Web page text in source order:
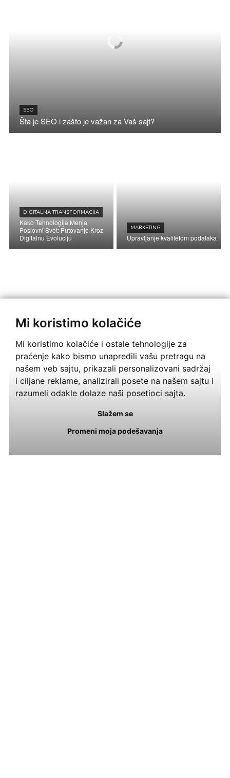
Mi koristimo kolačiće
Mi koristimo kolačiće i ostale tehnologije za
praćenje kako bismo unapredili vašu pretragu na
našem veb sajtu, prikazali personalizovani sadržaj
i ciljane reklame, analizirali posete na našem sajtu i
razumeli odakle dolaze naši posetioci sajta.
Slažem se
Promeni moja podešavanja
SEO
Šta je SEO i zašto je važan za Vaš sajt?
DIGITALNA TRANSFORMACIJA
Kako Tehnologija Menja
Poslovni Svet: Putovanje Kroz
Digitalnu Evoluciju
MARKETING
Upravljanje kvalitetom podataka